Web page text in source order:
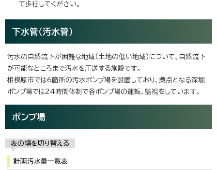
て歩行してください。
下水管（汚水管）
汚水の自然流下が困難な地域（土地の低い地域）について、自然流下
が可能なところまで汚水を圧送する施設です。
相模原市では6箇所の汚水ポンプ場を設置しており、拠点となる深堀
ポンプ場では24時間体制で各ポンプ場の運転、監視をしています。
ポンプ場
表の幅を切り替える
計画汚水量一覧表